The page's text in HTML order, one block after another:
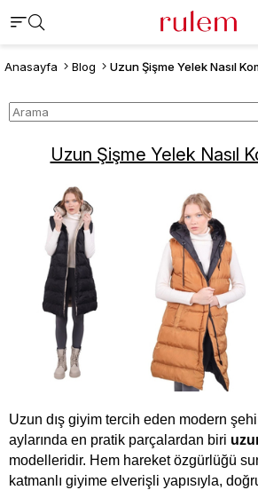
Anasayfa Blog Uzun Şişme Yelek Nasıl
Uzun Şişme Yelek Nasıl
Uzun dış giyim tercih eden modern
aylarında en pratik parçalardan biri
modelleridir. Hem hareket özgürlüğü
katmanlı giyime elverişli yapısıyla,